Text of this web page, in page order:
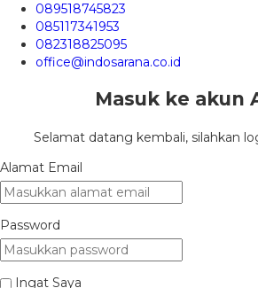
089518745823
085117341953
082318825095
office@indosarana.co.id
Masuk ke akun
Selamat datang kembali, silahkan
Alamat Email
Password
Ingat Saya